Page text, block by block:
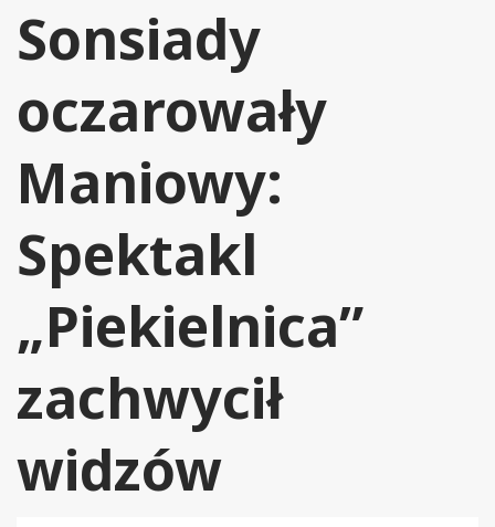
Sonsiady
oczarowały
Maniowy:
Spektakl
„Piekielnica”
zachwycił
widzów